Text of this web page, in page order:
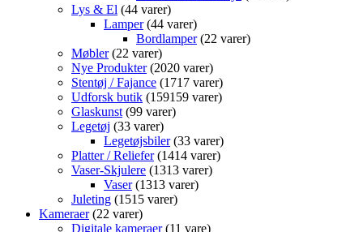
Lys & El 44 varer
Lamper 44 varer
Bordlamper 22 varer
Møbler 22 varer
Nye Produkter 2020 varer
Stentøj / Fajance 1717 varer
Udforsk butik 159159 varer
Glaskunst 99 varer
Legetøj 33 varer
Legetøjsbiler 33 varer
Platter / Reliefer 1414 varer
Vaser-Skjulere 1313 varer
Vaser 1313 varer
Juleting 1515 varer
Kameraer 22 varer
Digitale kameraer 11 vare